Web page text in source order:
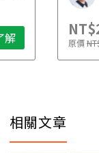
解 原價
相關文章